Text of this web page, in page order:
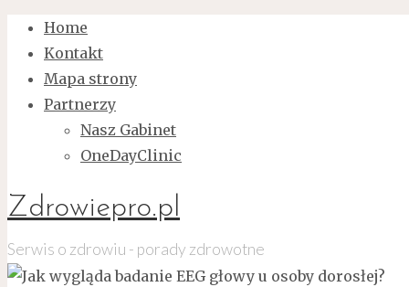
Home
Kontakt
Mapa strony
Partnerzy
Nasz Gabinet
OneDayClinic
Zdrowiepro.pl
Serwis o zdrowiu - porady zdrowotne